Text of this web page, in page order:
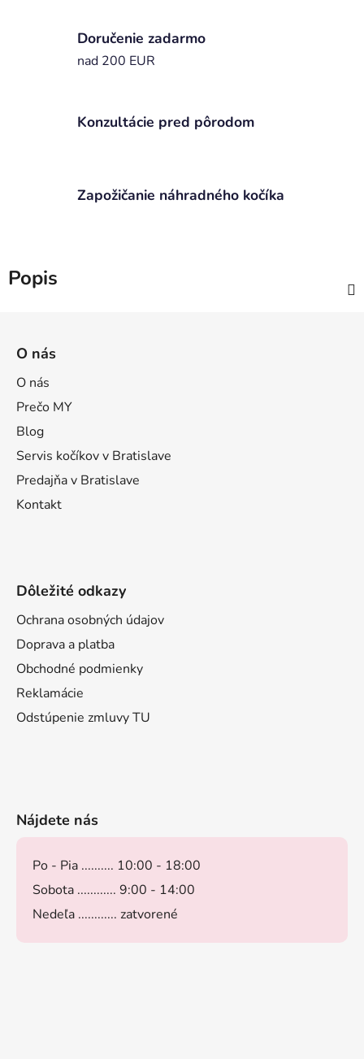
Doručenie zadarmo
nad 200 EUR
Konzultácie pred pôrodom
Zapožičanie náhradného kočíka
Popis
O nás
O nás
Prečo MY
Blog
Servis kočíkov v Bratislave
Predajňa v Bratislave
Kontakt
Dôležité odkazy
Ochrana osobných údajov
Doprava a platba
Obchodné podmienky
Reklamácie
Odstúpenie zmluvy TU
Nájdete nás
Po - Pia .......... 10:00 - 18:00
Sobota ............ 9:00 - 14:00
Nedeľa ............ zatvorené